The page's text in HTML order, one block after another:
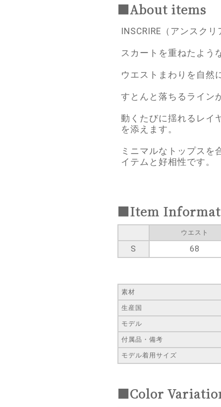
■About items
INSCRIRE（アンスク
スカートを重ねたよう
ウエストまわりを自然
すとんと落ちるライン
動くたびに揺れるレイ
を添えます。
ミニマルなトップスを
イテムと好相性です。
■Item
ウエスト
S 68
素材
生産国
モデル
付属品・備考
モデル着用サイズ
■Color